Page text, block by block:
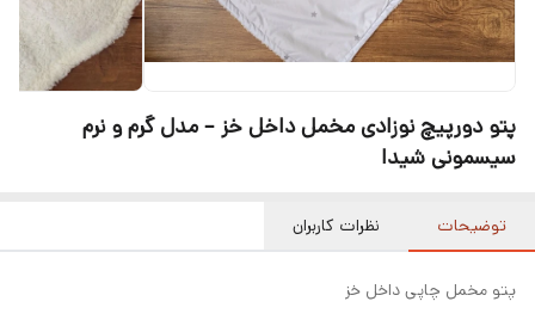
پتو دورپیچ نوزادی مخمل داخل خز – مدل گرم و نرم
سیسمونی شیدا
توضیحات نظرات کاربران
پتو مخمل چاپی داخل خز